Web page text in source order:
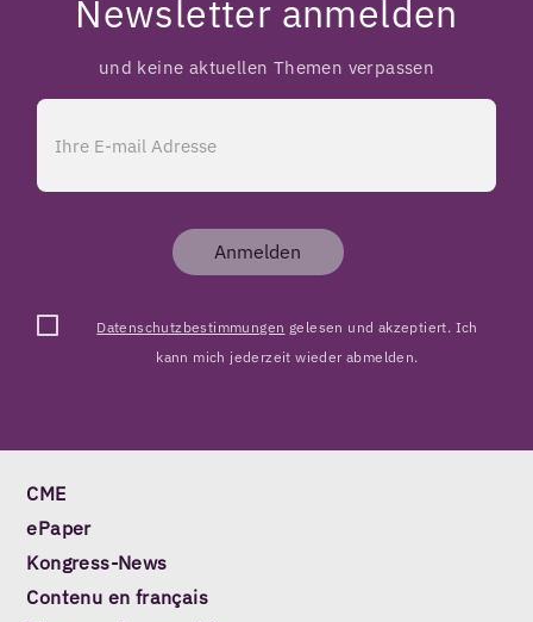
Newsletter anmelden
und keine aktuellen Themen verpassen
Anmelden
Datenschutzbestimmungen gelesen und akzeptiert. Ich
kann mich jederzeit wieder abmelden.
CME
ePaper
Kongress-News
Contenu en français